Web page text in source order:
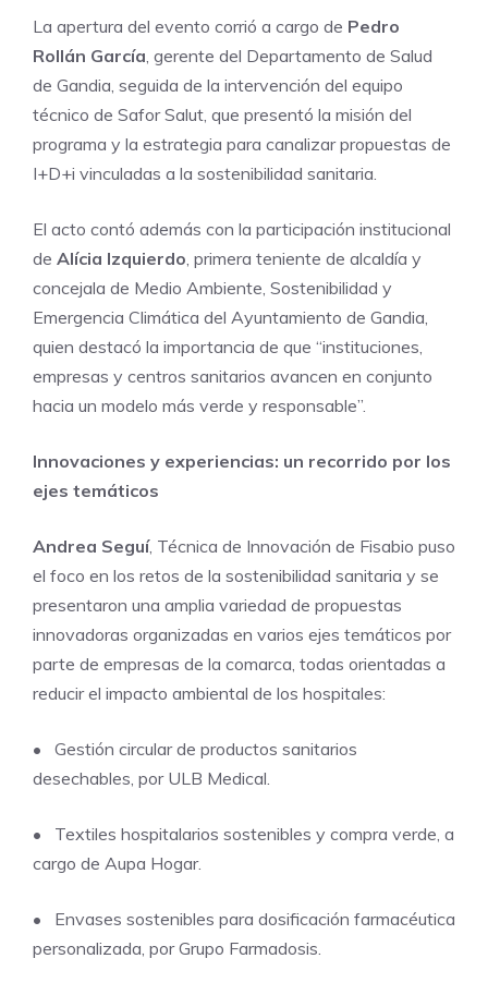
La apertura del evento corrió a cargo de Pedro
Rollán García, gerente del Departamento de Salud
de Gandia, seguida de la intervención del equipo
técnico de Safor Salut, que presentó la misión del
programa y la estrategia para canalizar propuestas de
I+D+i vinculadas a la sostenibilidad sanitaria.
El acto contó además con la participación institucional
de Alícia Izquierdo, primera teniente de alcaldía y
concejala de Medio Ambiente, Sostenibilidad y
Emergencia Climática del Ayuntamiento de Gandia,
quien destacó la importancia de que “instituciones,
empresas y centros sanitarios avancen en conjunto
hacia un modelo más verde y responsable”.
Innovaciones y experiencias: un recorrido por los
ejes temáticos
Andrea Seguí, Técnica de Innovación de Fisabio puso
el foco en los retos de la sostenibilidad sanitaria y se
presentaron una amplia variedad de propuestas
innovadoras organizadas en varios ejes temáticos por
parte de empresas de la comarca, todas orientadas a
reducir el impacto ambiental de los hospitales:
• Gestión circular de productos sanitarios
desechables, por ULB Medical.
• Textiles hospitalarios sostenibles y compra verde, a
cargo de Aupa Hogar.
• Envases sostenibles para dosificación farmacéutica
personalizada, por Grupo Farmadosis.